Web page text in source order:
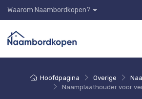
Waarom Naambordkopen?
Hoofdpagina Overige
Naamplaathouder voor verwisselbaar